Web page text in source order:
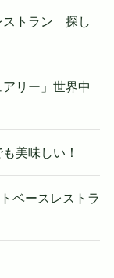
ストラン 探し
リー」世界中
美味しい！
ベースレストラ